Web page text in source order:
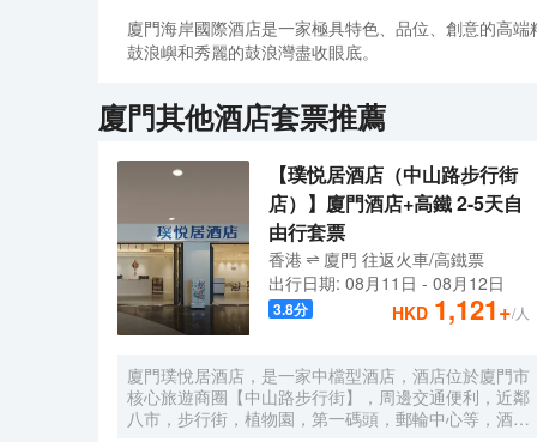
廈門海岸國際酒店是一家極具特色、品位、創意的高
鼓浪嶼和秀麗的鼓浪灣盡收眼底。
廈門其他酒店套票推薦
【璞悦居酒店（中山路步行街
店）】廈門酒店+高鐵 2-5天自
由行套票
香港 廈門 往返火車/高鐵票
出行日期: 08月11日 - 08月12日
3.8分 HKD 1,121+/人
廈門璞悅居酒店，是一家中檔型酒店，酒店位於廈門市
核心旅遊商圈【中山路步行街】，周邊交通便利，近鄰
八市，步行街，植物園，第一碼頭，郵輪中心等，酒店